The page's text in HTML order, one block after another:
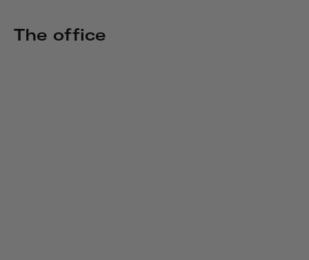
The office